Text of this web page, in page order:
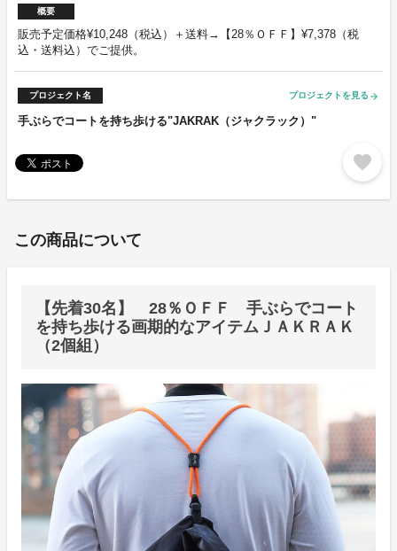
概要
販売予定価格¥10,248（税込）＋送料→【28％ＯＦＦ】¥7,378（税
込・送料込）でご提供。
プロジェクト名 プロジェクトを見る arrow_forward
手ぶらでコートを持ち歩ける"JAKRAK（ジャクラック）"
favorite
この商品について
【先着30名】 28％ＯＦＦ 手ぶらでコート
を持ち歩ける画期的なアイテムＪＡＫＲＡＫ
（2個組）